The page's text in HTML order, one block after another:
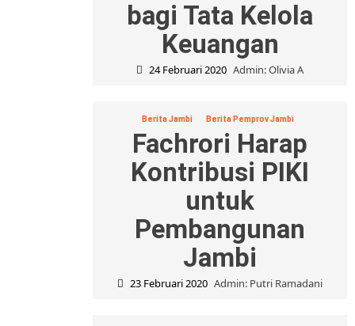
bagi Tata Kelola
Keuangan
24 Februari 2020 Admin: Olivia A
Berita Jambi Berita Pemprov Jambi
Fachrori Harap
Kontribusi PIKI
untuk
Pembangunan
Jambi
23 Februari 2020 Admin: Putri Ramadani